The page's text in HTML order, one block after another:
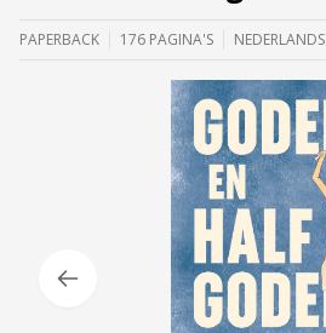
PAPERBACK 176 PAGINA'S NEDERLANDS